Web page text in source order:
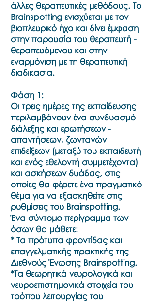
άλλες θεραπευτικές μεθόδους. Το
Brainspotting ενισχύεται με τον
βιοπλευρικό ήχο και δίνει έμφαση
στην παρουσία του θεραπευτή -
θεραπευόμενου και στην
εναρμόνιση με τη θεραπευτική
διαδικασία.
Φάση 1:
Οι τρεις ημέρες της εκπαίδευσης
περιλαμβάνουν ένα συνδυασμό
διάλεξης και ερωτήσεων -
απαντήσεων, ζωντανών
επιδείξεων (μεταξύ του εκπαιδευτή
και ενός εθελοντή συμμετέχοντα)
και ασκήσεων δυάδας, στις
οποίες θα φέρετε ένα πραγματικό
θέμα για να εξασκηθείτε στις
ρυθμίσεις του Brainspotting.
Ένα σύντομο περίγραμμα των
όσων θα μάθετε:
* Τα πρότυπα φροντίδας και
επαγγελματικής πρακτικής της
Διεθνούς Ένωσης Brainspotting.
*Τα θεωρητικά νευρολογικά και
νευροεπιστημονικά στοιχεία του
τρόπου λειτουργίας του